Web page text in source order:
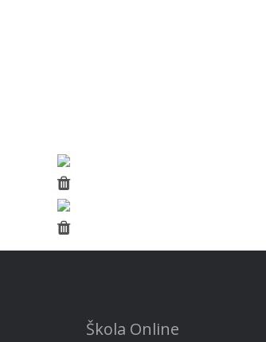
Škola Online